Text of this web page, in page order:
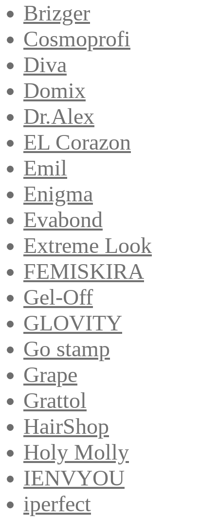
Brizger
Cosmoprofi
Diva
Domix
Dr.Alex
EL Corazon
Emil
Enigma
Evabond
Extreme Look
FEMISKIRA
Gel-Off
GLOVITY
Go stamp
Grape
Grattol
HairShop
Holy Molly
IENVYOU
iperfect